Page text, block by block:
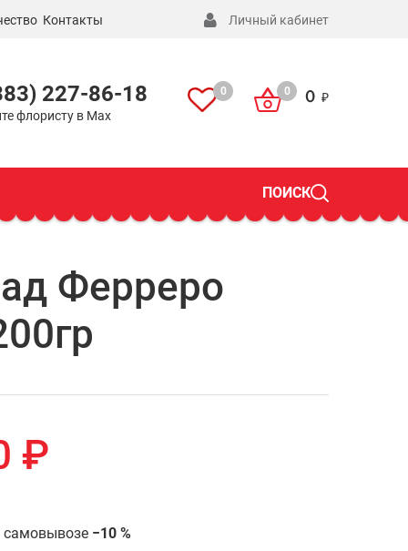
Контакты Личный кабинет
227-86-18
флористу в Max
0 0 0
ПОИСК
Ферреро
₽
самовывозе −10 %